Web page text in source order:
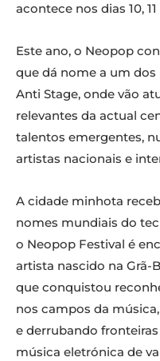
acontece nos dias 10,
Este ano, o Neopop
que dá nome a um dos
Anti Stage, onde vão
relevantes da actual
talentos emergentes,
artistas nacionais e
A cidade minhota
nomes mundiais do
o Neopop Festival é
artista nascido na Grã-
que conquistou
nos campos da
e derrubando
música eletrónica de